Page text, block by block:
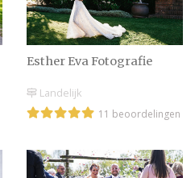
Esther Eva Fotografie
Landelijk
11 beoordelingen